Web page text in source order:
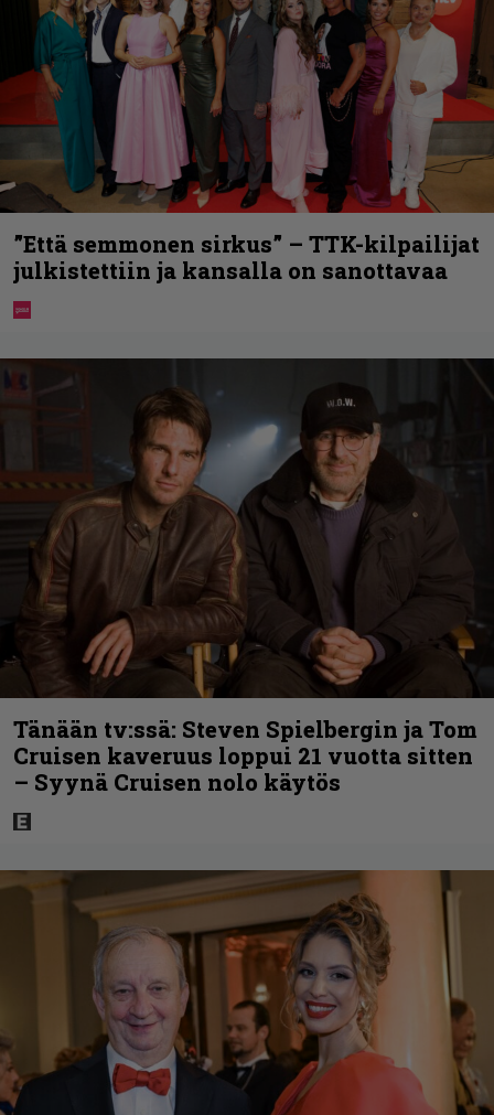
”Että semmonen sirkus” – TTK-kilpailijat
julkistettiin ja kansalla on sanottavaa
Tänään tv:ssä: Steven Spielbergin ja Tom
Cruisen kaveruus loppui 21 vuotta sitten
– Syynä Cruisen nolo käytös